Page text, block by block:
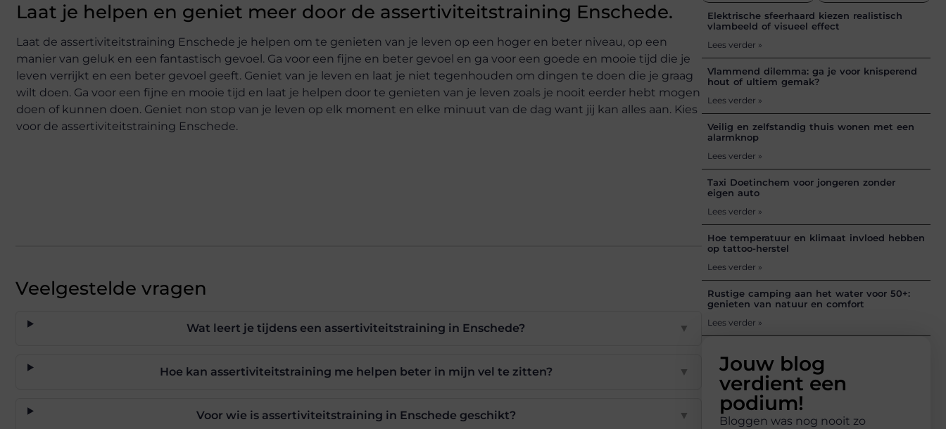
Laat je helpen en geniet meer door de assertiviteitstraining Enschede.
Laat de assertiviteitstraining Enschede je helpen om te genieten van je leven op een hoger en beter niveau, op een
manier van geluk en een fantastisch gevoel. Ga voor een fijne en beter gevoel en ga voor een goede en mooie tijd die je
leven verrijkt en een beter gevoel geeft. Geniet van je leven en laat je niet tegenhouden om dingen te doen die je graag
wilt doen. Ga voor een fijne en mooie tijd en laat je helpen door te genieten van je leven zoals je nooit eerder hebt mogen
doen of kunnen doen. Geniet non stop van je leven op elk moment en elke minuut van de dag want jij kan alles aan. Kies
voor de assertiviteitstraining Enschede.
Veelgestelde vragen
Wat leert je tijdens een assertiviteitstraining in Enschede? ▼
Hoe kan assertiviteitstraining me helpen beter in mijn vel te zitten? ▼
Voor wie is assertiviteitstraining in Enschede geschikt? ▼
Elektrische sfeerhaard kiezen realistisch
vlambeeld of visueel effect
Lees verder »
Vlammend dilemma: ga je voor knisperend
hout of ultiem gemak?
Lees verder »
Veilig en zelfstandig thuis wonen met een
alarmknop
Lees verder »
Taxi Doetinchem voor jongeren zonder
eigen auto
Lees verder »
Hoe temperatuur en klimaat invloed hebben
op tattoo-herstel
Lees verder »
Rustige camping aan het water voor 50+:
genieten van natuur en comfort
Lees verder »
Jouw blog
verdient een
podium!
Bloggen was nog nooit zo